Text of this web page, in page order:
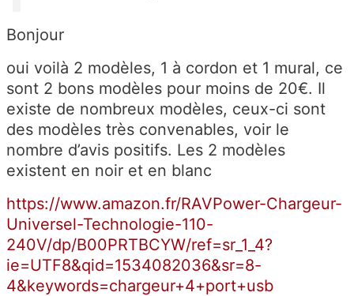
Bonjour
oui voilà 2 modèles, 1 à cordon et 1 mural, ce
sont 2 bons modèles pour moins de 20€. Il
existe de nombreux modèles, ceux-ci sont
des modèles très convenables, voir le
nombre d’avis positifs. Les 2 modèles
existent en noir et en blanc
https://www.amazon.fr/RAVPower-Chargeur-
Universel-Technologie-110-
240V/dp/B00PRTBCYW/ref=sr_1_4?
ie=UTF8&qid=1534082036&sr=8-
4&keywords=chargeur+4+port+usb